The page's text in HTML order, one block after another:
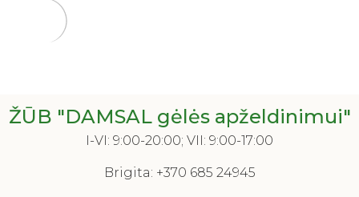
ŽŪB "DAMSAL gėlės apželdinimui"
I-VI: 9:00-20:00; VII: 9:00-17:00
Brigita: +370 685 24945